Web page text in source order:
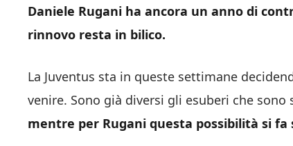
Daniele Rugani ha ancora un anno di
rinnovo resta in bilico.
La Juventus sta in queste settimane
venire. Sono già diversi gli esuberi che
mentre per Rugani questa possibilità si